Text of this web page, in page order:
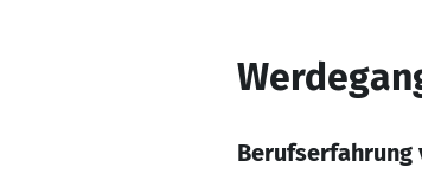
Berufserfahrung